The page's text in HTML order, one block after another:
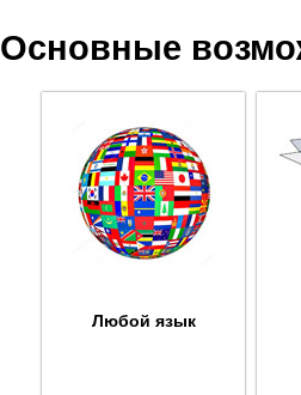
Основные
Любой язык